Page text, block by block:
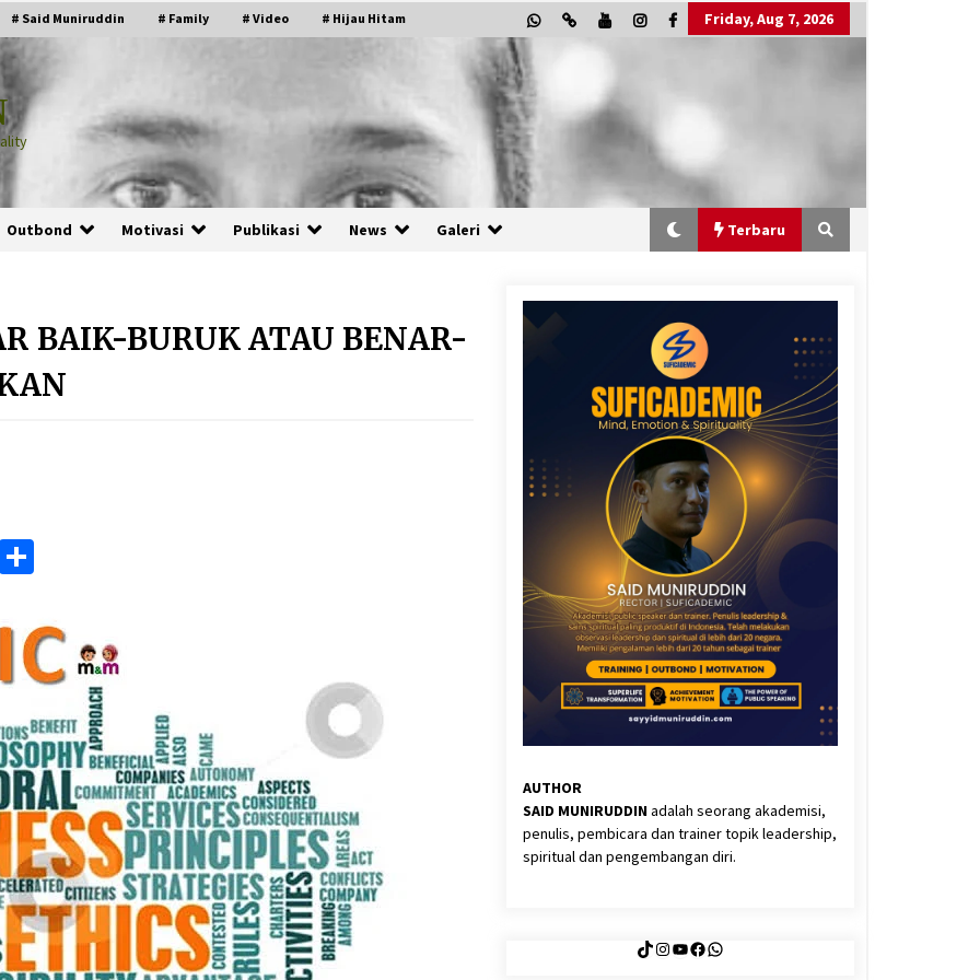
# Said Muniruddin # Family # Video # Hijau Hitam Friday, Aug 7, 2026
Outbond Motivasi Publikasi News Galeri Terbaru
PRABOWO!
“One Piece”, Cara Barat Mengejar
2 months ago
“Allahukrasi”: The Power of
Management!
3 months ago
Said Muniruddin Latih Mental dan
Spiritual 80 Siswa YPHC
3 months ago
Eksistensi Iran dalam Tiga Ayat:
Memahami Aliansi Yahudi dan
Kristen dalam Dinamika Nubuwwat
4 months ago
BAIK-BURUK ATAU BENAR-
Copy
AUTHOR
SAID MUNIRUDDINadalah seorang akademisi,
penulis, pembicara dan trainer topik leadership,
spiritual dan pengembangan diri.
TikTok
Instagram
YouTube
Facebook
WhatsApp